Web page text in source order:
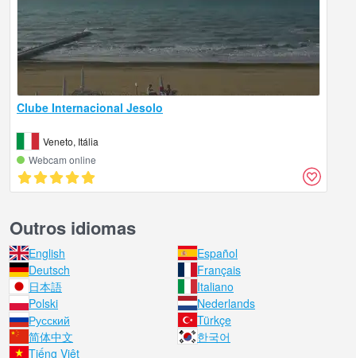
Clube Internacional Jesolo
Veneto, Itália
Webcam online
Outros idiomas
English
Español
Deutsch
Français
日本語
Italiano
Polski
Nederlands
Русский
Türkçe
简体中文
한국어
Tiếng Việt